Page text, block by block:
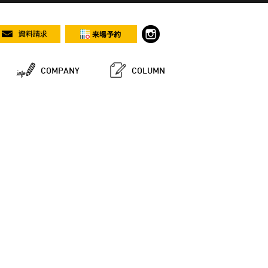
COMPANY COLUMN